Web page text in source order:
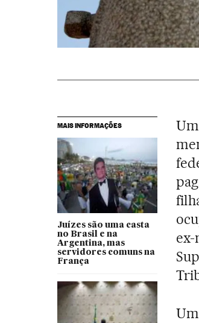
MAIS INFORMAÇÕES
Juízes são uma casta
no Brasil e na
Argentina, mas
servidores comuns na
França